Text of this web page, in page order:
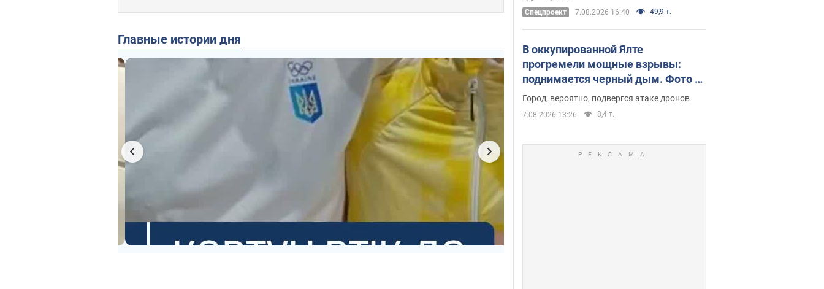
Главные истории дня
Спецпроект 7.08.2026 16:40 49,9 т.
В оккупированной Ялте
прогремели мощные взрывы:
поднимается черный дым. Фото и
видео
Город, вероятно, подвергся атаке дронов
7.08.2026 13:26 8,4 т.